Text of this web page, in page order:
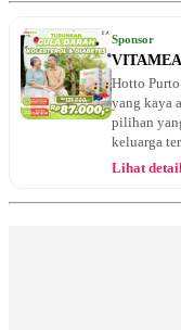
Sponsor
Hotto
yang kaya
pilihan
keluarga
Lihat